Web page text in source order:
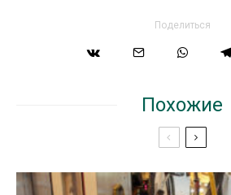
Поделиться
Похожие